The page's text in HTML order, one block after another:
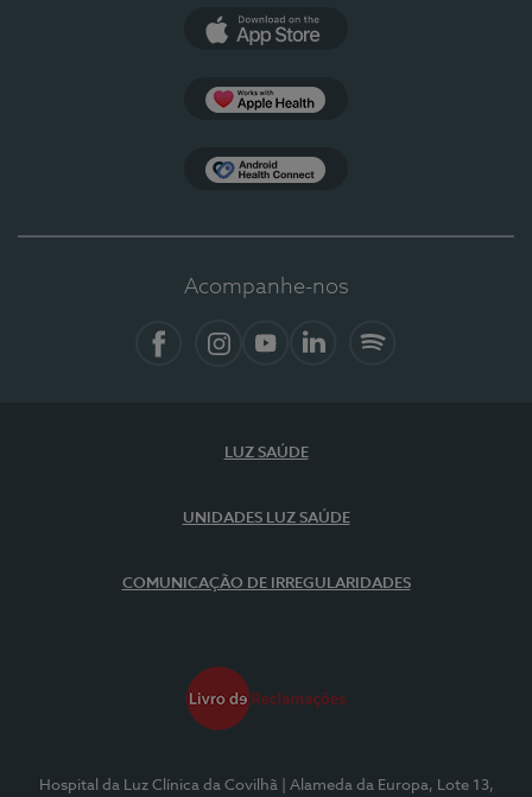
Acompanhe-nos
LUZ SAÚDE
UNIDADES LUZ SAÚDE
COMUNICAÇÃO DE IRREGULARIDADES
Hospital da Luz Clínica da Covilhã
| Alameda da Europa, Lote 13,